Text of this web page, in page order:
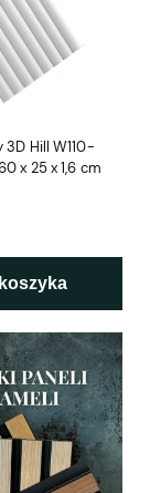
3D Hill W110-
x 25 x 1,6 cm